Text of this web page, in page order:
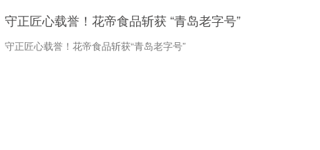
守正匠心载誉！花帝食品斩获 “青岛老字号”
守正匠心载誉！花帝食品斩获“青岛老字号”